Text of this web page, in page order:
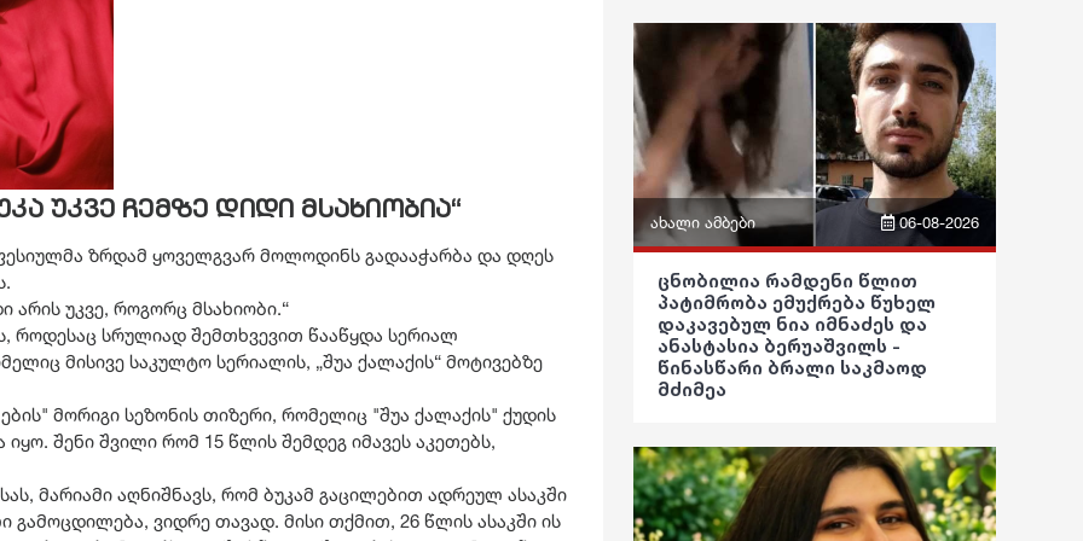
უკვე ჩემზე დიდი მსახიობია“
ზრდამ ყოველგვარ მოლოდინს გადააჭარბა და დღეს
არის უკვე, როგორც მსახიობი.“
როდესაც სრულიად შემთხვევით წააწყდა სერიალ
მისივე საკულტო სერიალის, „შუა ქალაქის“ მოტივებზე
მორიგი სეზონის თიზერი, რომელიც "შუა ქალაქის" ქუდის
შენი შვილი რომ 15 წლის შემდეგ იმავეს აკეთებს,
მარიამი აღნიშნავს, რომ ბუკამ გაცილებით ადრეულ ასაკში
გამოცდილება, ვიდრე თავად. მისი თქმით, 26 წლის ასაკში ის
ეკონომიკა
რჩევები
ინტერვიუ
შოუბიზნესი
კულინარია
ასტროლოგია
კულტურა
გართობა
რეგიონი
სპორტი
მსოფლიო
ეკონომიკა
სამართალი
რჩევები
ახალი ამბები
ფრაზები
ვიდეო
პოლიტიკა
განათლება
ჯანდაცვა
06-08-2026
ცნობილია რამდენი წლით
პატიმრობა ემუქრება წუხელ
დაკავებულ ნია იმნაძეს და
ანასტასია ბერუაშვილს -
წინასწარი ბრალი საკმაოდ
მძიმეა